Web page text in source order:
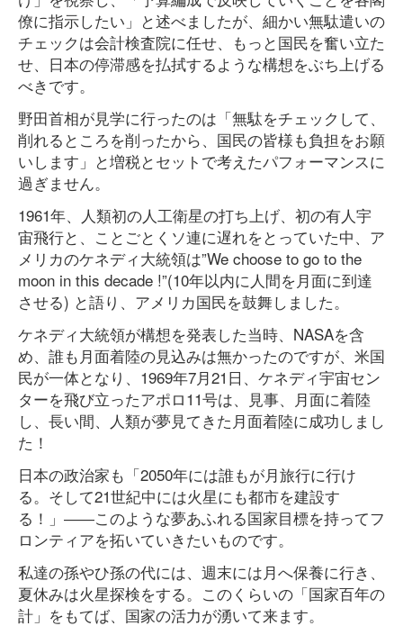
僚に指示したい」と述べましたが、細かい無駄遣いの
チェックは会計検査院に任せ、もっと国民を奮い立た
せ、日本の停滞感を払拭するような構想をぶち上げる
べきです。
野田首相が見学に行ったのは「無駄をチェックして、
削れるところを削ったから、国民の皆様も負担をお願
いします」と増税とセットで考えたパフォーマンスに
過ぎません。
1961年、人類初の人工衛星の打ち上げ、初の有人宇
宙飛行と、ことごとくソ連に遅れをとっていた中、ア
メリカのケネディ大統領は”We choose to go to the
moon in this decade !”(10年以内に人間を月面に到達
させる) と語り、アメリカ国民を鼓舞しました。
ケネディ大統領が構想を発表した当時、NASAを含
め、誰も月面着陸の見込みは無かったのですが、米国
民が一体となり、1969年7月21日、ケネディ宇宙セン
ターを飛び立ったアポロ11号は、見事、月面に着陸
し、長い間、人類が夢見てきた月面着陸に成功しまし
た！
日本の政治家も「2050年には誰もが月旅行に行け
る。そして21世紀中には火星にも都市を建設す
る！」――このような夢あふれる国家目標を持ってフ
ロンティアを拓いていきたいものです。
私達の孫やひ孫の代には、週末には月へ保養に行き、
夏休みは火星探検をする。このくらいの「国家百年の
計」をもてば、国家の活力が湧いて来ます。